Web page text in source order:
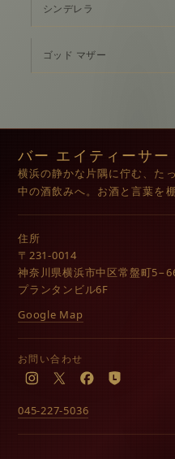
シンデレラ
ゴッド マザー
バー エイティーサー
横浜の静かな片隅に佇む、た
中の酒飲みへ。お酒と言葉を
住所
〒231-0014
神奈川県横浜市中区常盤町
プランタンビル6F
Google Map
お問い合わせ
Instagram
X Facebook
LINE
045-227-5036